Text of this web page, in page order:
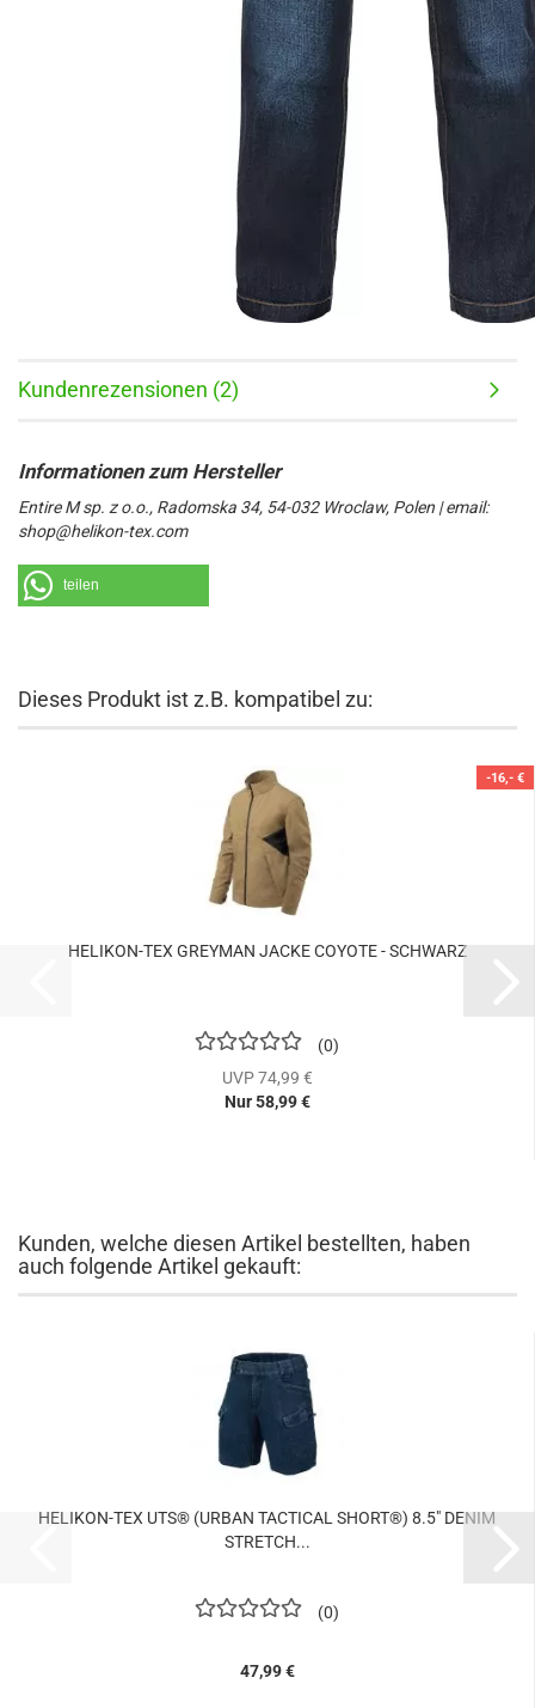
Kundenrezensionen (2)
Entire M sp. z o.o., Radomska 34, 54-032 Wroclaw, Polen | email:
shop@helikon-tex.com
teilen
Dieses Produkt ist z.B. kompatibel zu:
-16,- €
HELIKON-TEX GREYMAN JACKE COYOTE - SCHWARZ
0
UVP 74,99 €
Nur 58,99 €
Kunden, welche diesen Artikel bestellten, haben
auch folgende Artikel gekauft:
HELIKON-TEX UTS® (URBAN TACTICAL SHORT®) 8.5" DENIM
STRETCH...
0
47,99 €